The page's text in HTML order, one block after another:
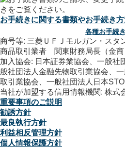
お手続きに関する書類やお手続き
各種お手続
商号等: 三菱ＵＦＪモルガン・ス
商品取引業者 関東財務局長（金商
加入協会: 日本証券業協会、一般社
般社団法人金融先物取引業協会、
取引業協会、一般社団法人日本
当社が加盟する信用情報機関: 株式
重要事項のご説明
勧誘方針
最良執行方針
利益相反管理方針
個人情報保護方針